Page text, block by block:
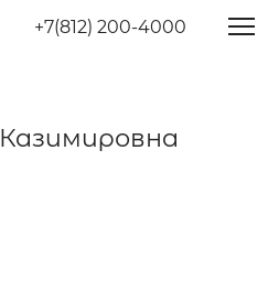
+7(812) 200-4000